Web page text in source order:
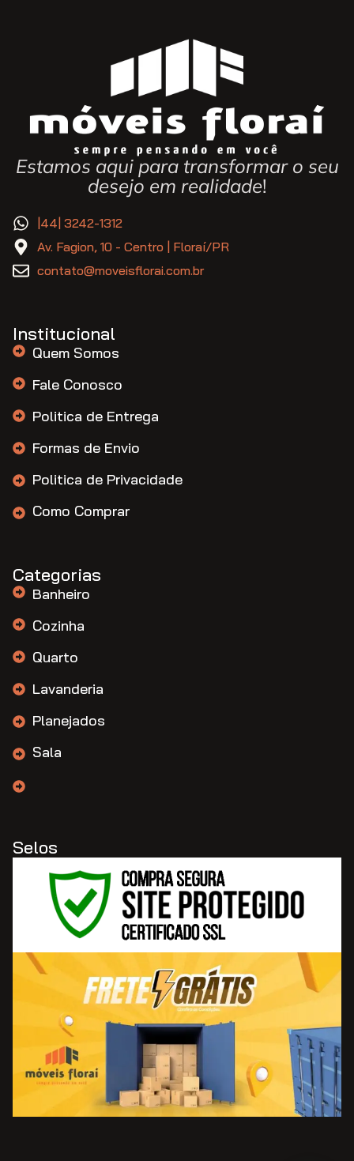
Estamos aqui para transformar o seu
desejo em realidade!
|44| 3242-1312
Av. Fagion, 10 - Centro | Floraí/PR
contato@moveisflorai.com.br
Institucional
Quem Somos
Fale Conosco
Politica de Entrega
Formas de Envio
Politica de Privacidade
Como Comprar
Categorias
Banheiro
Cozinha
Quarto
Lavanderia
Planejados
Sala
Selos